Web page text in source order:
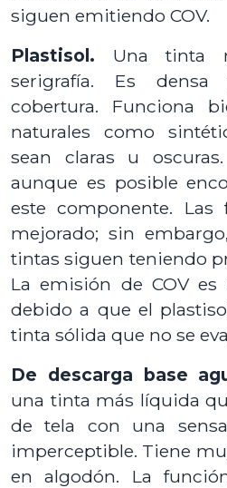
siguen emitiendo COV.
Plastisol. Una tinta
serigrafía. Es
cobertura. Funciona
naturales como
sean claras u
aunque es posible
este componente. Las
mejorado; sin
tintas siguen teniendo
La emisión de COV
debido a que el
tinta sólida que no se
De descarga base
una tinta más líquida
de tela con una
imperceptible. Tiene
en algodón. La